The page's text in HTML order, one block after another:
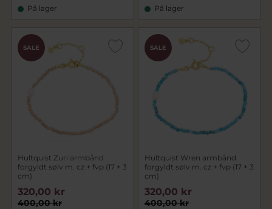
På lager På lager
SALE
Hultquist Zuri armbånd
forgyldt sølv m. cz + fvp (17 + 3
cm)
400,00 kr
320,00 kr
SALE
Hultquist Wren armbånd
forgyldt sølv m. cz + fvp (17 + 3
cm)
400,00 kr
320,00 kr